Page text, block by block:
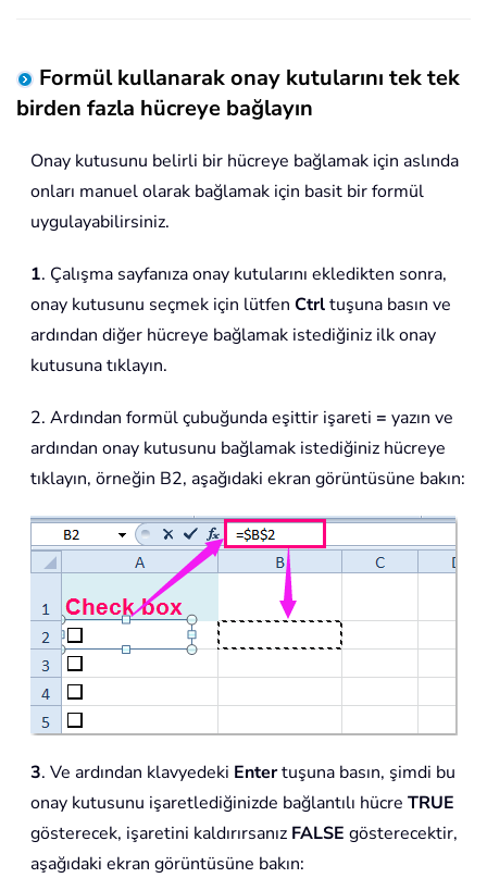
Formül kullanarak onay kutularını tek tek
birden fazla hücreye bağlayın
Onay kutusunu belirli bir hücreye bağlamak için aslında
onları manuel olarak bağlamak için basit bir formül
uygulayabilirsiniz.
1. Çalışma sayfanıza onay kutularını ekledikten sonra,
onay kutusunu seçmek için lütfen Ctrltuşuna basın ve
ardından diğer hücreye bağlamak istediğiniz ilk onay
kutusuna tıklayın.
2. Ardından formül çubuğunda eşittir işareti = yazın ve
ardından onay kutusunu bağlamak istediğiniz hücreye
tıklayın, örneğin B2, aşağıdaki ekran görüntüsüne bakın:
3. Ve ardından klavyedeki Entertuşuna basın, şimdi bu
onay kutusunu işaretlediğinizde bağlantılı hücre TRUE
gösterecek, işaretini kaldırırsanız FALSE gösterecektir,
aşağıdaki ekran görüntüsüne bakın: